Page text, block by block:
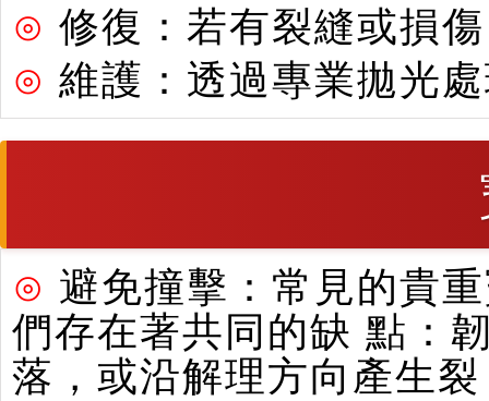
⊙ 修復：若有裂縫或損
⊙ 維護：透過專業拋光
⊙ 避免撞擊：常見的貴
們存在著共同的缺 點：
落，或沿解理方向產生